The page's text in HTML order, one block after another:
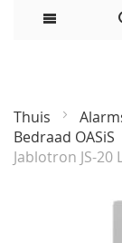
Thuis
Bedraad OASiS
Jablotron JS-20